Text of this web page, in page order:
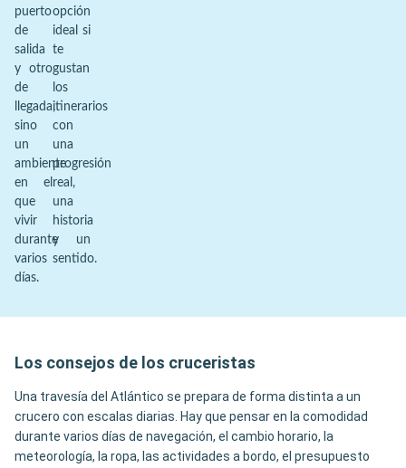
puerto
de
salida
y otro
de
llegada,
sino
un
ambiente
en el
que
vivir
durante
varios
días.
opción
ideal si
te
gustan
los
itinerarios
con
una
progresión
real,
una
historia
y un
sentido.
Los consejos de los cruceristas
Una travesía del Atlántico se prepara de forma distinta a un
crucero con escalas diarias. Hay que pensar en la comodidad
durante varios días de navegación, el cambio horario, la
meteorología, la ropa, las actividades a bordo, el presupuesto